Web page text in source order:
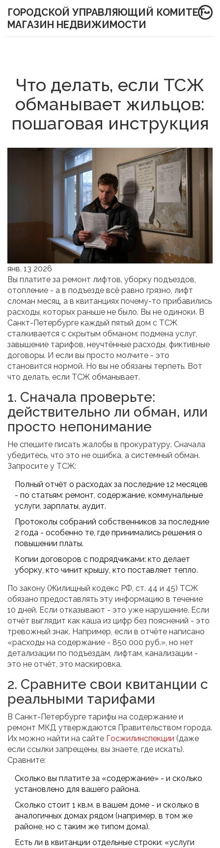
ГОРОДСКОЙ УПРАВЛЯЮЩИЙ КОМИТЕТ-
МАГАЗИН НЕДВИЖИМОСТИ
Что делать, если ТСЖ
обманывает жильцов:
пошаговая инструкция
янв, 13 2026
Вы платите за ремонт лифтов, уборку подъездов,
отопление - а в подъезде всё равно грязно, лифт
сломан месяц, а в квитанциях почему-то прибавились
расходы, которых раньше не было. Вы не одиноки. В
Санкт-Петербурге каждый пятый дом с ТСЖ
сталкивается с скрытым обманом: подмена услуг,
завышение тарифов, неучтённые расходы, фиктивные
договоры. И если вы просто молчите - это
становится нормой. Но вы не обязаны терпеть. Вот
что делать, если ТСЖ обманывает.
1. Сначала проверьте:
действительно ли обман, или
просто непонимание
Не спешите писать жалобы в прокуратуру. Сначала
убедитесь, что это не ошибка, а системный обман.
Запросите у ТСЖ:
Полный отчёт о расходах за последние 12 месяцев
- по статьям: ремонт, содержание, коммунальные
услуги, зарплаты, аудит.
Протоколы собраний собственников за последние
2 года - особенно те, где принимались решения о
повышении платы.
Копии договоров с подрядчиками: кто делает
уборку, кто чинит крышу, кто поставляет тепло.
По закону (Жилищный кодекс РФ, ст. 44 и 45) ТСЖ
обязано предоставлять эту информацию в течение
10 дней. Если отказывают - это уже нарушение. Если
отчёт выглядит как каша из цифр без пояснений - это
тревожный знак. Например, если в отчёте написано
«расходы на содержание - 850 000 руб.», но нет
детализации по подъездам, лифтам, канализации -
это не отчёт, это маскировка.
2. Сравните свои квитанции с
реальными тарифами
В Санкт-Петербурге тарифы на содержание и
ремонт МКД утверждаются Правительством города.
Их можно найти на сайте Госжилинспекции (даже
если ссылки запрещены, вы знаете, где искать).
Сравните:
Сколько вы платите за «содержание» - и сколько
установлено для вашего района.
Сколько стоит 1 кв.м. в вашем доме - и сколько в
аналогичных домах рядом (например, в том же
районе, но с таким же типом дома).
Есть ли в квитанции отдельные строки: «услуги